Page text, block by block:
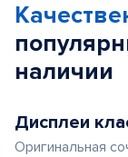
наличии
Дисплеи
Оригинальная